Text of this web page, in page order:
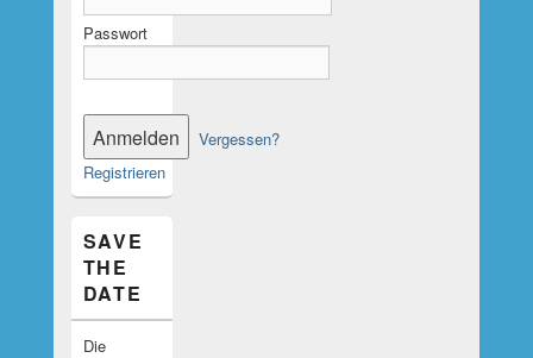
Passwort
Vergessen?
Registrieren
SAVE
THE
DATE
Die